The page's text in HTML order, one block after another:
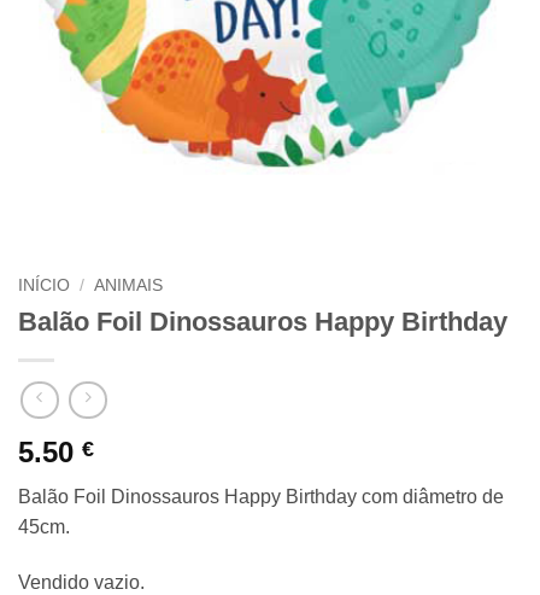
INÍCIO / ANIMAIS
Balão Foil Dinossauros Happy Birthday
5.50 €
Balão Foil Dinossauros Happy Birthday com diâmetro de
45cm.
Vendido vazio.